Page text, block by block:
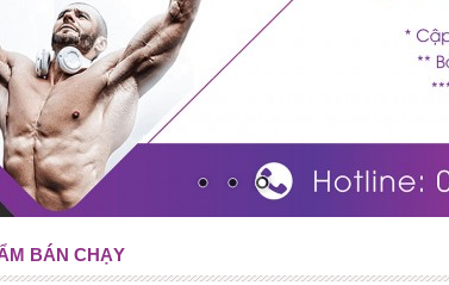
BÁN CHẠY